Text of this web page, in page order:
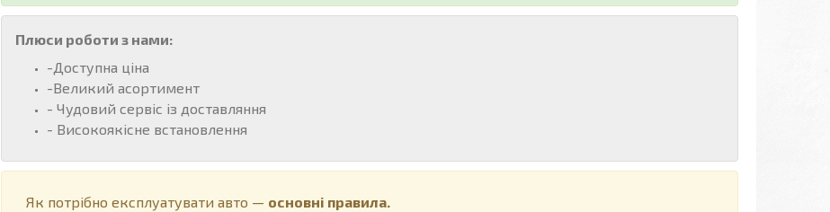
Плюси роботи з нами:
-Доступна ціна
-Великий асортимент
- Чудовий сервіс із доставляння
- Високоякісне встановлення
Як потрібно експлуатувати авто — основні правила.